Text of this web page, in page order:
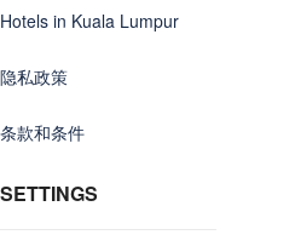
Hotels in Kuala Lumpur
隐私政策
条款和条件
SETTINGS